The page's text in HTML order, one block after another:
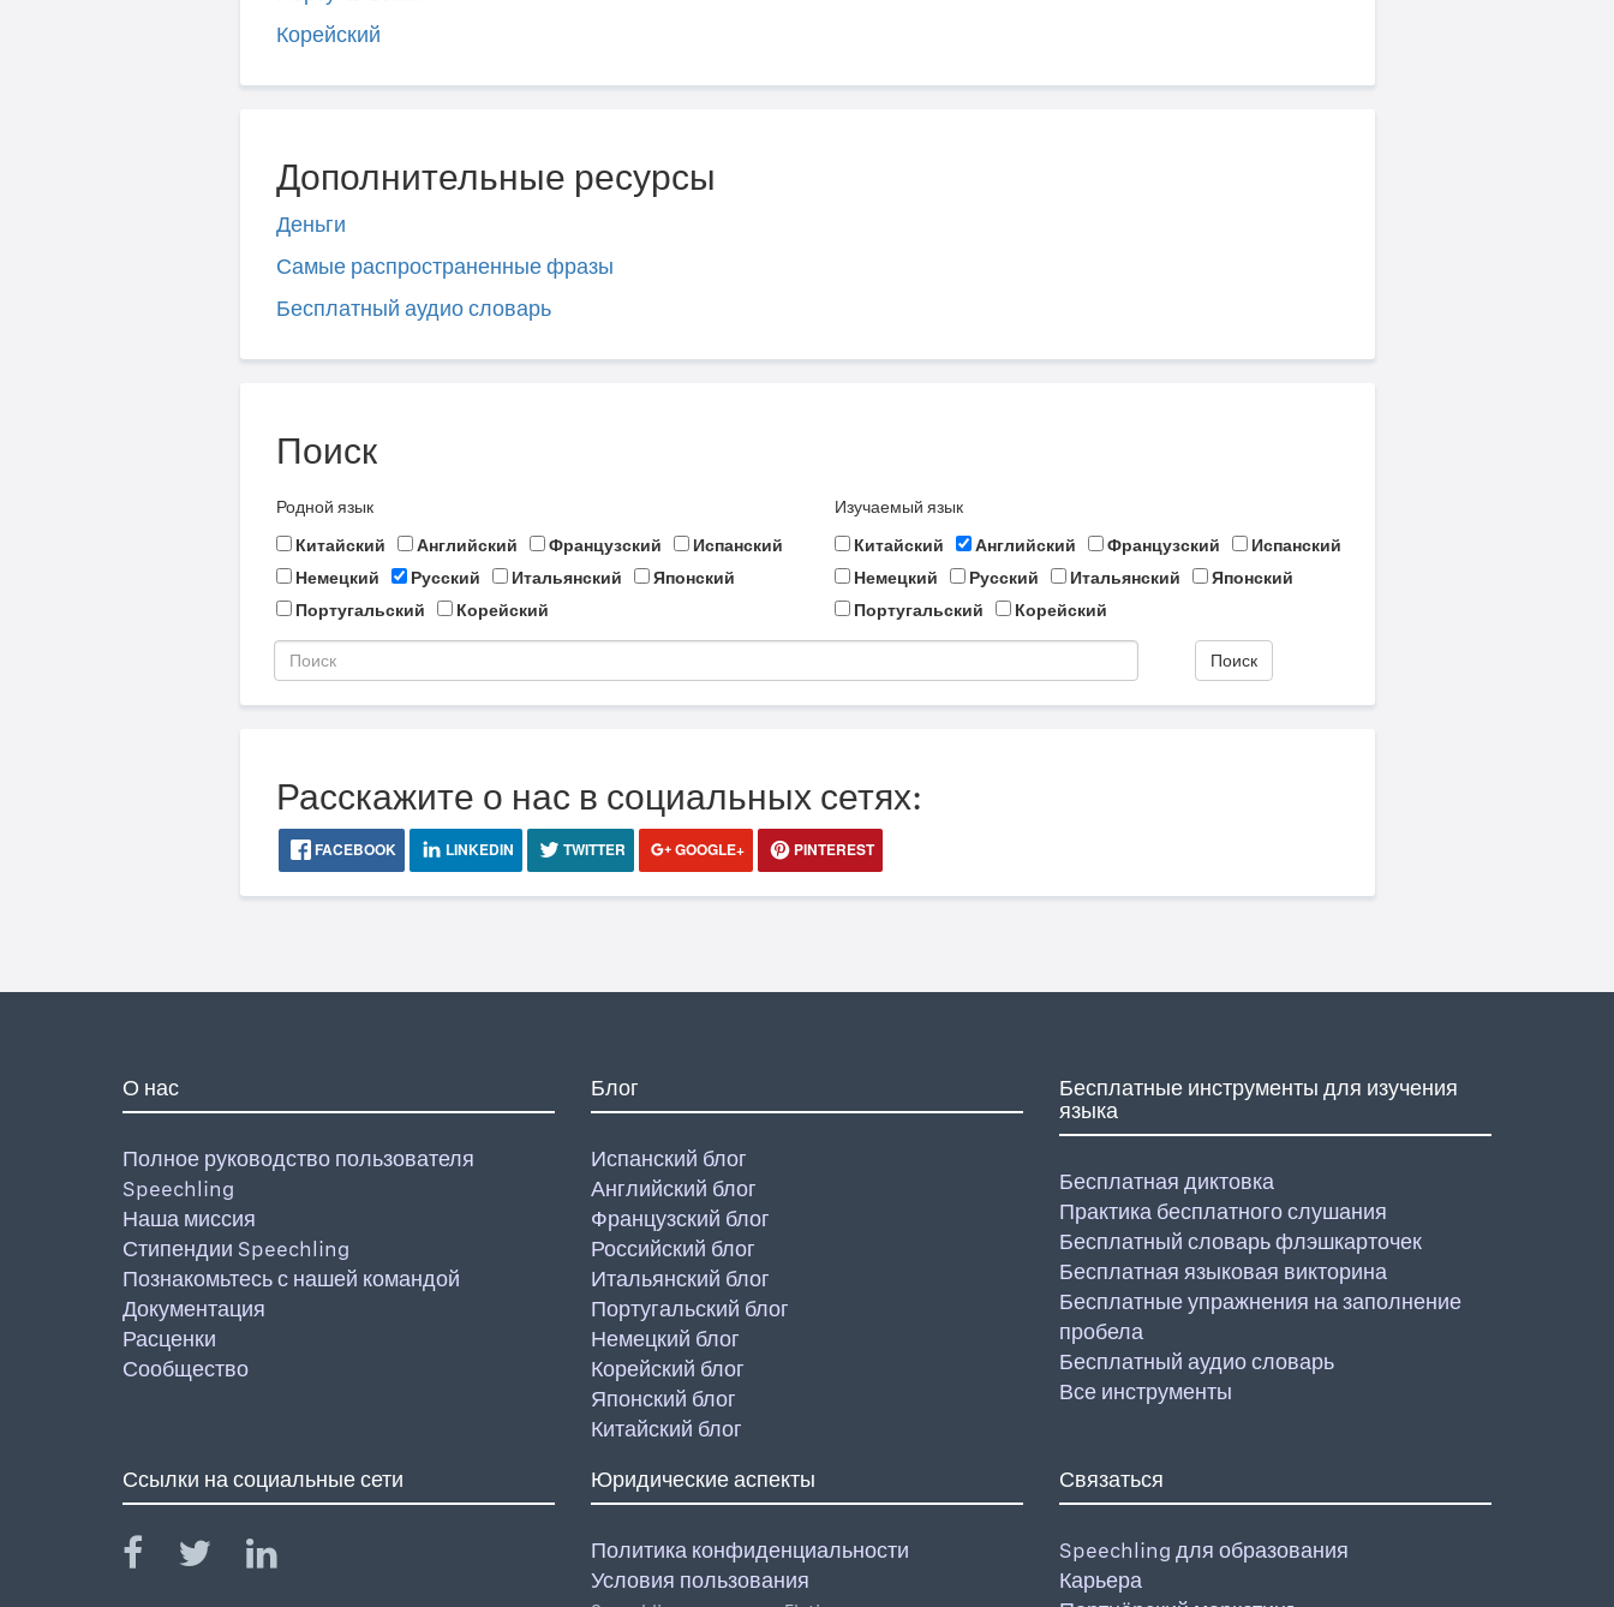
Корейский
Дополнительные ресурсы
Деньги
Самые распространенные фразы
Бесплатный аудио словарь
Поиск
Родной язык
Китайский
Английский Французский
Испанский
Немецкий
Русский Итальянский
Японский
Португальский
Корейский
Изучаемый язык
Китайский
Английский Французский
Испанский
Немецкий
Русский Итальянский
Японский
Португальский
Корейский
Поиск
Расскажите о нас в социальных сетях:
FACEBOOK LINKEDIN TWITTER GOOGLE+ PINTEREST
О нас
Полное руководство пользователя
Speechling
Наша миссия
Стипендии Speechling
Познакомьтесь с нашей командой
Документация
Расценки
Сообщество
Блог
Испанский блог
Английский блог
Французский блог
Российский блог
Итальянский блог
Португальский блог
Немецкий блог
Корейский блог
Японский блог
Китайский блог
Бесплатные инструменты для изучения
языка
Бесплатная диктовка
Практика бесплатного слушания
Бесплатный словарь флэшкарточек
Бесплатная языковая викторина
Бесплатные упражнения на заполнение
пробела
Бесплатный аудио словарь
Все инструменты
Ссылки на социальные сети Юридические аспекты
Политика конфиденциальности
Условия пользования
Связаться
Speechling для образования
Карьера